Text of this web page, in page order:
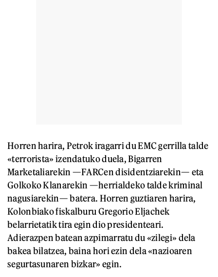
Horren harira, Petrok iragarri du EMC gerrilla talde
«terrorista» izendatuko duela, Bigarren
Marketaliarekin —FARCen disidentziarekin— eta
Golkoko Klanarekin —herrialdeko talde kriminal
nagusiarekin— batera. Horren guztiaren harira,
Kolonbiako fiskalburu Gregorio Eljachek
belarrietatik tira egin dio presidenteari.
Adierazpen batean azpimarratu du «zilegi» dela
bakea bilatzea, baina hori ezin dela «nazioaren
segurtasunaren bizkar» egin.